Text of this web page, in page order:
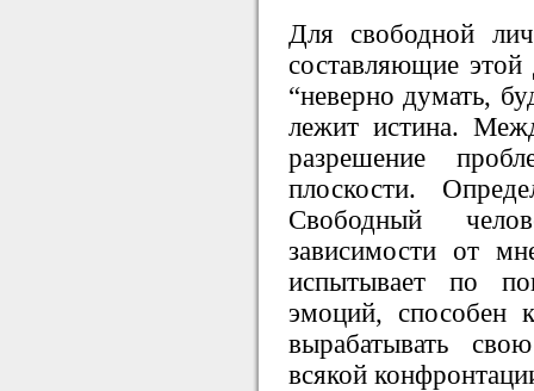
Для свободной
составляющие
“неверно думать,
лежит истина.
разрешение
плоскости.
Свободный
зависимости от
испытывает по
эмоций, способен
вырабатывать
всякой